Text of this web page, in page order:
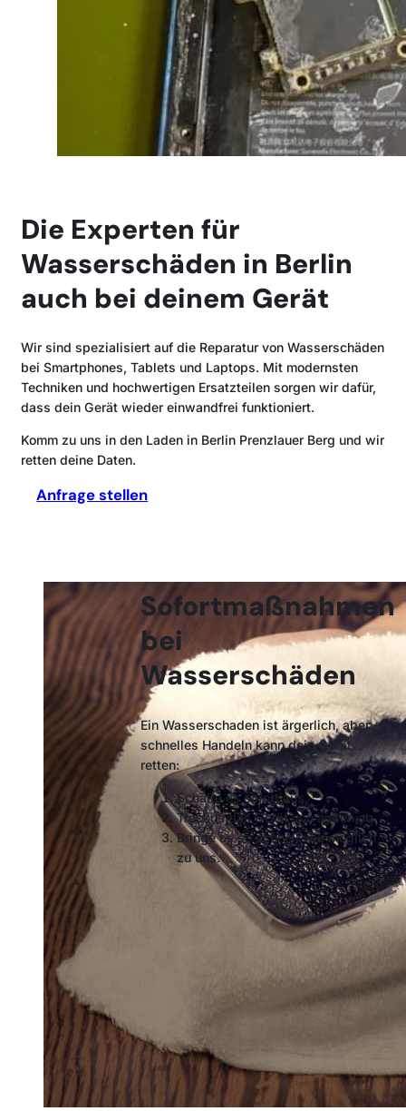
Die Experten für
Wasserschäden in Berlin
auch bei deinem Gerät
Wir sind spezialisiert auf die Reparatur von Wasserschäden
bei Smartphones, Tablets und Laptops. Mit modernsten
Techniken und hochwertigen Ersatzteilen sorgen wir dafür,
dass dein Gerät wieder einwandfrei funktioniert.
Komm zu uns in den Laden in Berlin Prenzlauer Berg und wir
retten deine Daten.
Anfrage stellen
Sofortmaßnahmen
bei
Wasserschäden
Ein Wasserschaden ist ärgerlich, aber
schnelles Handeln kann dein Gerät
retten:
Schalte es sofort aus.
Trockne das Gerät von außen ab.
Bringe es so schnell wie möglich
zu uns.